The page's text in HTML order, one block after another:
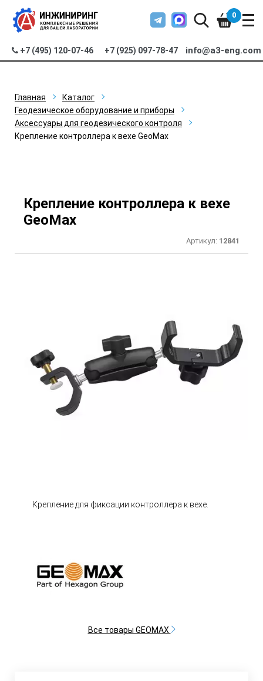
+7 (495) 120-07-46 +7 (925) 097-78-47 info@a3-eng.com
0
Главная
Каталог
Геодезическое оборудование и приборы
Аксессуары для геодезического контроля
Крепление контроллера к вехе GeoMax
Крепление контроллера к вехе
GeoMax
Артикул: 12841
Крепление для фиксации контроллера к вехе.
Все товары GEOMAX